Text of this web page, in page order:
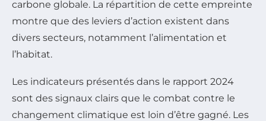
carbone globale. La répartition de cette empreinte
montre que des leviers d’action existent dans
divers secteurs, notamment l’alimentation et
l’habitat.
Les indicateurs présentés dans le rapport 2024
sont des signaux clairs que le combat contre le
changement climatique est loin d’être gagné. Les